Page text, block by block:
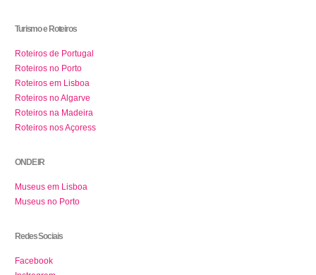
Turismo e Roteiros
Roteiros de Portugal
Roteiros no Porto
Roteiros em Lisboa
Roteiros no Algarve
Roteiros na Madeira
Roteiros nos Açoress
ONDE IR
Museus em Lisboa
Museus no Porto
Redes Sociais
Facebook